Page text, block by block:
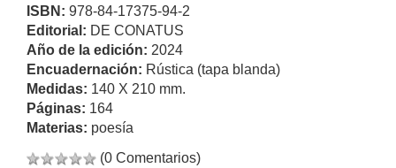
ISBN: 978-84-17375-94-2
Editorial: DE CONATUS
Año de la edición: 2024
Encuadernación: Rústica (tapa blanda)
Medidas: 140 X 210 mm.
Páginas: 164
Materias: poesía
(0 Comentarios)